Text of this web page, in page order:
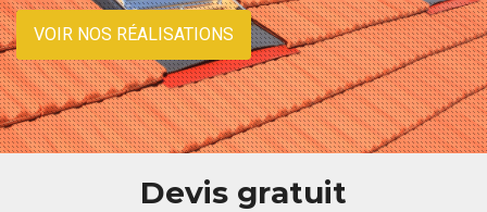
VOIR NOS RÉALISATIONS
Devis gratuit